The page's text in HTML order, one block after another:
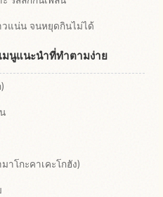
แน่น จนหยุดกินไม่ได้
มนูแนะนำที่ทำตามง่าย
โกะคาเคะโกฮัง)